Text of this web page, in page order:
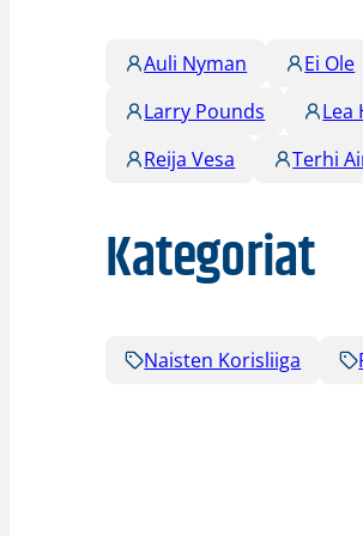
Auli Nyman Ei Ole
Larry Pounds
Lea
Reija Vesa
Terhi
Kategoriat
Naisten Korisliiga